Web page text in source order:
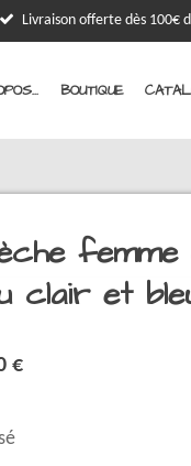
Livraison offerte dès 100€
BOUTIQUE
clair et
€